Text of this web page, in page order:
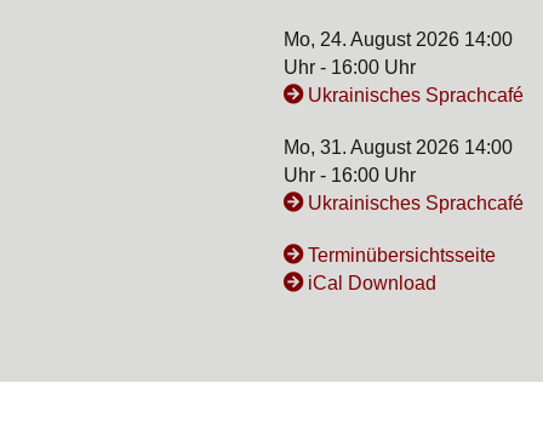
Mo, 24. August 2026 14:00
Uhr - 16:00 Uhr
Ukrainisches Sprachcafé
Mo, 31. August 2026 14:00
Uhr - 16:00 Uhr
Ukrainisches Sprachcafé
Terminübersichtsseite
iCal Download